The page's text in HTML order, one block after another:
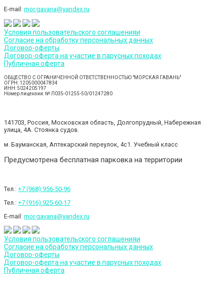
E-mail: mor.gavana@yandex.ru
Условия пользовательского соглашенияи
Согласие на обработку персональных данных
Договор-оферты
Договор-оферта на участие в парусных походах
Публичная оферта
ОБЩЕСТВО С ОГРАНИЧЕННОЙ ОТВЕТСТВЕННОСТЬЮ "МОРСКАЯ ГАВАНЬ"
ОГРН: 1205000047834
ИНН: 5024205197
Номер лицензии: № Л035-01255-50/01247280
141703, Россия, Московская область, Долгопрудный, Набережная
улица, 4А. Стоянка судов.
м. Бауманская, Аптекарский переулок, 4с1. Учебный класс
Предусмотрена бесплатная парковка на территории
Тел.: +7 (968) 956-50-96
Тел.: +7 (916) 925-60-17
E-mail: mor.gavana@yandex.ru
Условия пользовательского соглашенияи
Согласие на обработку персональных данных
Договор-оферты
Договор-оферта на участие в парусных походах
Публичная оферта